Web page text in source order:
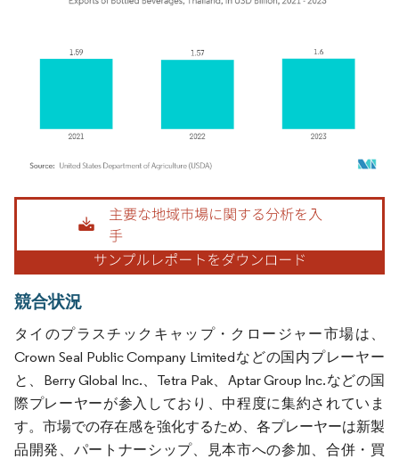
画像 © Mordor Intelligence。再利用にはCC BY 4.0の表示が必要です。
競合状況
タイのプラスチックキャップ・クロージャー市場は、
Crown Seal Public Company Limitedなどの国内プレーヤー
と、Berry Global Inc.、Tetra Pak、Aptar Group Inc.などの国
際プレーヤーが参入しており、中程度に集約されていま
す。市場での存在感を強化するため、各プレーヤーは新製
品開発、パートナーシップ、見本市への参加、合併・買